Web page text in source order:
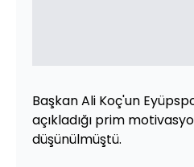
Başkan Ali Koç'un
açıkladığı prim
düşünülmüştü.